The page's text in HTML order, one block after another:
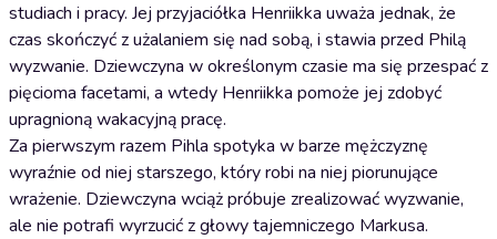
studiach i pracy. Jej przyjaciółka Henriikka uważa jednak, że
czas skończyć z użalaniem się nad sobą, i stawia przed Philą
wyzwanie. Dziewczyna w określonym czasie ma się przespać z
pięcioma facetami, a wtedy Henriikka pomoże jej zdobyć
upragnioną wakacyjną pracę.
Za pierwszym razem Pihla spotyka w barze mężczyznę
wyraźnie od niej starszego, który robi na niej piorunujące
wrażenie. Dziewczyna wciąż próbuje zrealizować wyzwanie,
ale nie potrafi wyrzucić z głowy tajemniczego Markusa.